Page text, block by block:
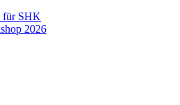
für SHK
2026